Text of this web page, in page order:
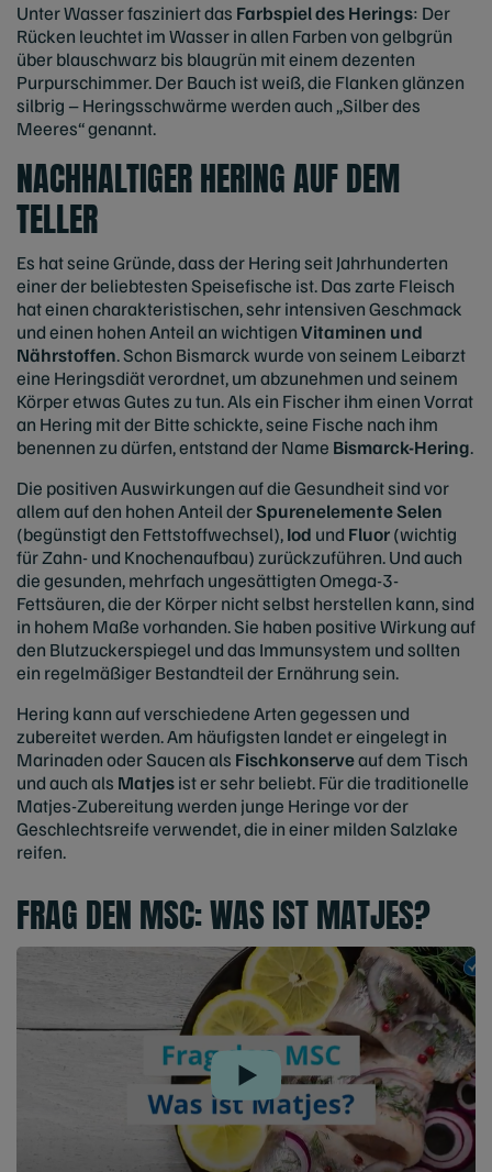
Unter Wasser fasziniert das Farbspiel des Herings: Der
Rücken leuchtet im Wasser in allen Farben von gelbgrün
über blauschwarz bis blaugrün mit einem dezenten
Purpurschimmer. Der Bauch ist weiß, die Flanken glänzen
silbrig – Heringsschwärme werden auch „Silber des
Meeres“ genannt.
NACHHALTIGER HERING AUF DEM
TELLER
Es hat seine Gründe, dass der Hering seit Jahrhunderten
einer der beliebtesten Speisefische ist. Das zarte Fleisch
hat einen charakteristischen, sehr intensiven Geschmack
und einen hohen Anteil an wichtigenVitaminen und
Nährstoffen. Schon Bismarck wurde von seinem Leibarzt
eine Heringsdiät verordnet, um abzunehmen und seinem
Körper etwas Gutes zu tun. Als ein Fischer ihm einen Vorrat
an Hering mit der Bitte schickte, seine Fische nach ihm
benennen zu dürfen, entstand der Name Bismarck-Hering.
Die positiven Auswirkungen auf die Gesundheit sind vor
allem auf den hohen Anteil derSpurenelemente Selen
(begünstigt den Fettstoffwechsel),Iod und Fluor(wichtig
für Zahn- und Knochenaufbau) zurückzuführen. Und auch
die gesunden, mehrfach ungesättigten Omega-3-
Fettsäuren, die der Körper nicht selbst herstellen kann, sind
in hohem Maße vorhanden. Sie haben positive Wirkung auf
den Blutzuckerspiegel und das Immunsystem und sollten
ein regelmäßiger Bestandteil der Ernährung sein.
Hering kann auf verschiedene Arten gegessen und
zubereitet werden. Am häufigsten landet er eingelegt in
Marinaden oder Saucen als Fischkonserveauf dem Tisch
und auch als Matjesist er sehr beliebt. Für die traditionelle
Matjes-Zubereitung werden junge Heringe vor der
Geschlechtsreife verwendet, die in einer milden Salzlake
reifen.
FRAG DEN MSC: WAS IST MATJES?
Play